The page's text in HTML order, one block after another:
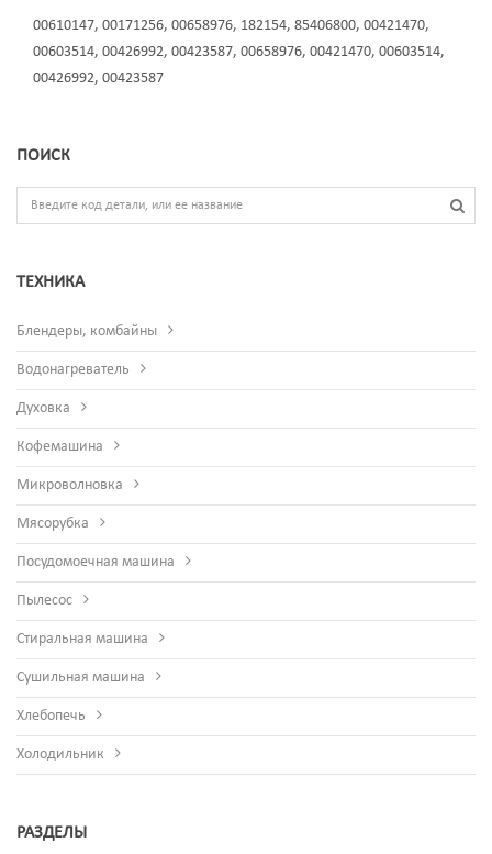
00610147, 00171256, 00658976, 182154, 85406800, 00421470,
00603514, 00426992, 00423587, 00658976, 00421470, 00603514,
00426992, 00423587
ПОИСК
ТЕХНИКА
Блендеры, комбайны
Водонагреватель
Духовка
Кофемашина
Микроволновка
Мясорубка
Посудомоечная машина
Пылесос
Стиральная машина
Сушильная машина
Хлебопечь
Холодильник
РАЗДЕЛЫ